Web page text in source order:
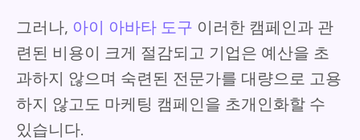
그러나, 아이 아바타 도구 이러한 캠페인과 관
련된 비용이 크게 절감되고 기업은 예산을 초
과하지 않으며 숙련된 전문가를 대량으로 고용
하지 않고도 마케팅 캠페인을 초개인화할 수
있습니다.